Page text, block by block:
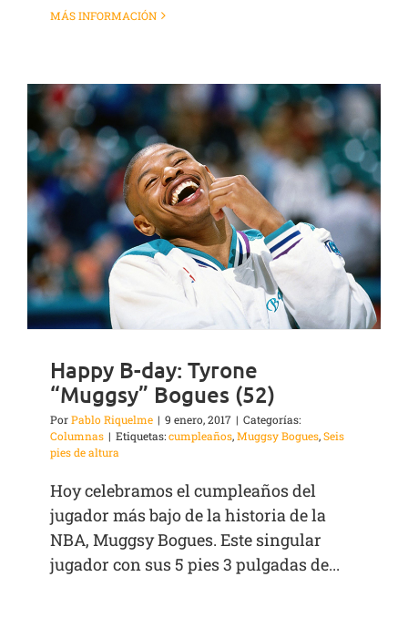
MÁS INFORMACIÓN
Happy B-day: Tyrone
“Muggsy” Bogues (52)
PorPablo Riquelme | 9 enero, 2017 | Categorías:
Columnas | Etiquetas:cumpleaños,Muggsy Bogues,Seis
pies de altura
Hoy celebramos el cumpleaños del
jugador más bajo de la historia de la
NBA, Muggsy Bogues. Este singular
jugador con sus 5 pies 3 pulgadas de...